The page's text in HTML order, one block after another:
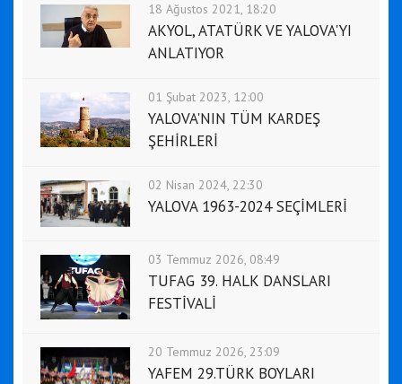
18 Ağustos 2021, 18:20
AKYOL, ATATÜRK VE YALOVA'YI
ANLATIYOR
01 Şubat 2023, 12:00
YALOVA'NIN TÜM KARDEŞ
ŞEHİRLERİ
02 Nisan 2024, 22:30
YALOVA 1963-2024 SEÇİMLERİ
03 Temmuz 2026, 08:49
TUFAG 39. HALK DANSLARI
FESTİVALİ
20 Temmuz 2026, 23:09
YAFEM 29.TÜRK BOYLARI